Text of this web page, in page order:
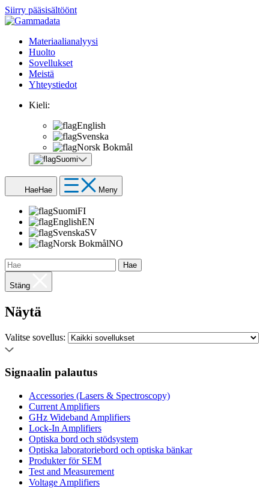
Siirry pääsisältöönt
Materiaalianalyysi
Huolto
Sovellukset
Meistä
Yhteystiedot
Kieli:
English
Svenska
Norsk Bokmål
Suomi
HaeHae Meny
SuomiFI
EnglishEN
SvenskaSV
Norsk BokmålNO
Hae
Stäng
Näytä
Valitse sovellus:
Signaalin palautus
Accessories (Lasers & Spectroscopy)
Current Amplifiers
GHz Wideband Amplifiers
Lock-In Amplifiers
Optiska bord och stödsystem
Optiska laboratoriebord och optiska bänkar
Produkter för SEM
Test and Measurement
Voltage Amplifiers